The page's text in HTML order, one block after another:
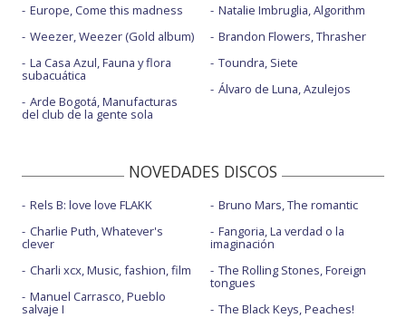
Europe, Come this madness
Weezer, Weezer (Gold album)
La Casa Azul, Fauna y flora
subacuática
Arde Bogotá, Manufacturas
del club de la gente sola
Natalie Imbruglia, Algorithm
Brandon Flowers, Thrasher
Toundra, Siete
Álvaro de Luna, Azulejos
NOVEDADES DISCOS
Rels B: love love FLAKK
Charlie Puth, Whatever's
clever
Charli xcx, Music, fashion, film
Manuel Carrasco, Pueblo
salvaje I
Bruno Mars, The romantic
Fangoria, La verdad o la
imaginación
The Rolling Stones, Foreign
tongues
The Black Keys, Peaches!